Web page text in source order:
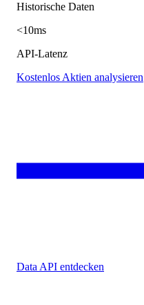
Historische Daten
<10ms
API-Latenz
Kostenlos Aktien analysieren
Data API entdecken